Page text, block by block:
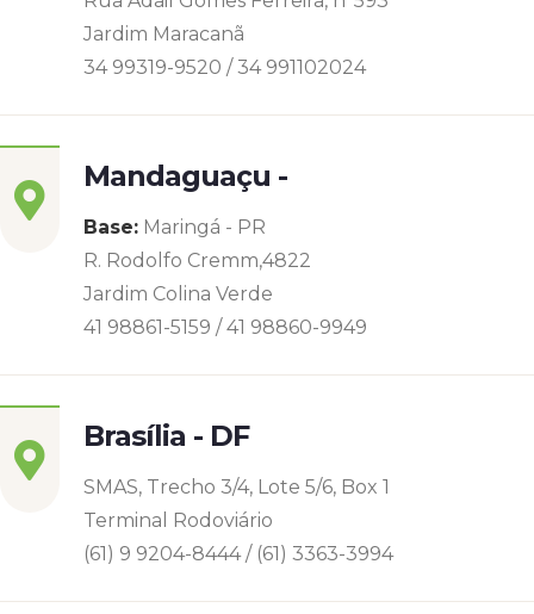
Jardim Maracanã
34 99319-9520 / 34 991102024
Mandaguaçu -
Base: Maringá - PR
R. Rodolfo Cremm,4822
Jardim Colina Verde
41 98861-5159 / 41 98860-9949
Brasília - DF
SMAS, Trecho 3/4, Lote 5/6, Box 1
Terminal Rodoviário
(61) 9 9204-8444 / (61) 3363-3994